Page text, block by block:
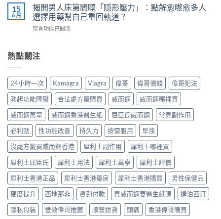
教
你
安
效
改
早
洩〉
中
威
而
使
得
全
全
解
析〉
中
用
7
步
＋
副
效
多
數
係
食
唔
對，
副
作
用
要
識
分
輕
重〉
而
鋼
vs
樂
成
制、
用
法、
持
續
時
間、
副
作
用
一
次
對
清〉
中
15
6 月
揭開男人床第間嘅「隱形壓力」：點解愈嚟愈多人
選擇用藥幫自己重回軌道？
在
男
人
第
嘅
「隱
形
壓
力」：
點
解
愈
嚟
愈
多
人
選
擇
用
留言功能已關閉
熱點關注
24小時一次 Kamagra Viagra 偉哥 偉哥價錢
偉哥犯法
勃起功能障礙
合法處方藥購買 威而鋼
威而鋼哪裡買
威而鋼萬寧
威而鋼香港醫生紙 屈臣氏威而鋼
常見副作用
必利勁
性功能改善 持久力 按需服用
早洩
沒處方籤買威而鋼香港
犀利士副作用
犀利士哪裡買
犀利士屈臣氏
犀利士用法 犀利士萬寧
犀利士評價
犀利士香港正品
犀利士香港藥房 犀利士香港購買
男性保健品
硬度提升
西地那非 貨到付款 買威而鋼要醫生紙嗎
達泊西汀
隱私包裝
雙效偉哥推薦 順豐送貨 頭痛 香港偉哥購買